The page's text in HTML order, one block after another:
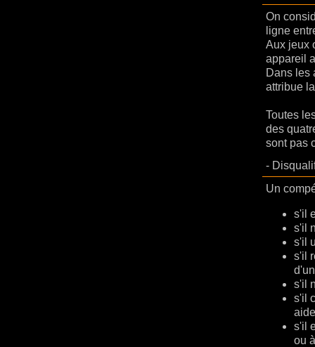
On
ligne
Aux jeux
appareil
Dans les
attribue
Toutes
des
sont pas
-
Un
s'il
s'il
s'il
s'il
s'il
s'il
s'il
ou